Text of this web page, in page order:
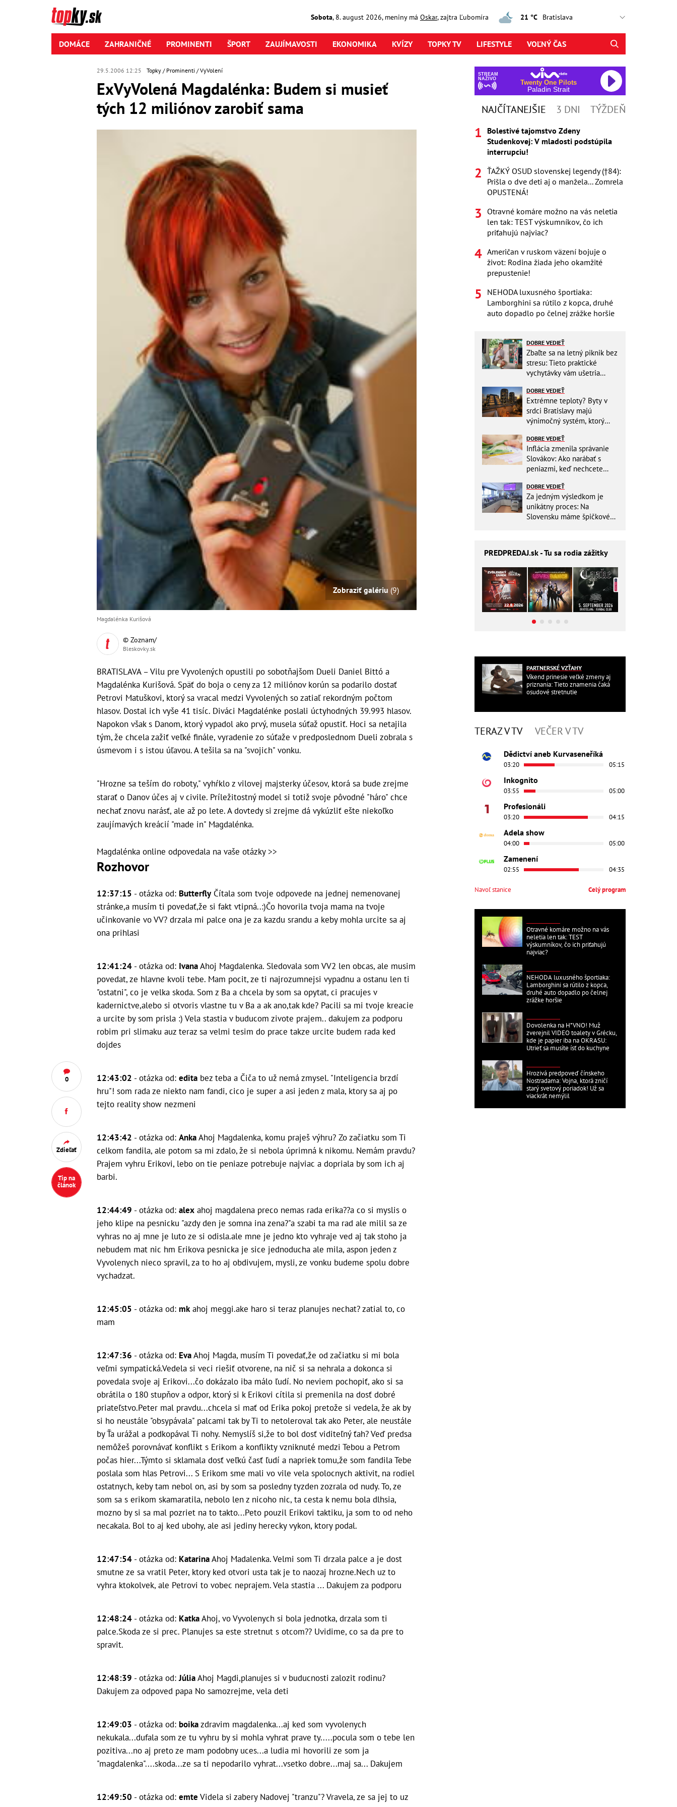
Sobota, 8. august2026, meniny má Oskar, zajtra Ľubomíra 21 °C
DOMÁCE ZAHRANIČNÉ PROMINENTI ŠPORT ZAUJÍMAVOSTI EKONOMIKA KVÍZY TOPKY TV LIFESTYLE VOĽNÝ ČAS
29.5.2006 12:25 Topky Prominenti VyVolení
ExVyVolená Magdalénka: Budem si musieť
tých 12 miliónov zarobiť sama
0
Zdieľať
Tip na
článok
Zobraziť galériu (9)
Magdalénka Kurišová
© Zoznam/
Bleskovky.sk
BRATISLAVA – Vilu pre Vyvolených opustili po sobotňajšom Dueli Daniel Bittó a
Magdalénka Kurišová. Späť do boja o ceny za 12 miliónov korún sa podarilo dostať
Petrovi Matuškovi, ktorý sa vracal medzi Vyvolených so zatiaľ rekordným počtom
hlasov. Dostal ich vyše 41 tisíc. Diváci Magdalénke poslali úctyhodných 39.993 hlasov.
Napokon však s Danom, ktorý vypadol ako prvý, musela súťaž opustiť. Hoci sa netajila
tým, že chcela zažiť veľké finále, vyradenie zo súťaže v predposlednom Dueli zobrala s
úsmevom i s istou úľavou. A tešila sa na "svojich" vonku.
"Hrozne sa teším do roboty," vyhŕklo z vilovej majsterky účesov, ktorá sa bude zrejme
starať o Danov účes aj v civile. Príležitostný model si totiž svoje pôvodné "háro" chce
nechať znovu narásť, ale až po lete. A dovtedy si zrejme dá vykúzliť ešte niekoľko
zaujímavých kreácií "made in" Magdalénka.
Magdalénka online odpovedala na vaše otázky >>
Rozhovor
12:37:15 - otázka od: Butterfly Čítala som tvoje odpovede na jednej nemenovanej
stránke,a musím ti povedať,že si fakt vtipná..:)Čo hovorila tvoja mama na tvoje
učinkovanie vo VV? drzala mi palce ona je za kazdu srandu a keby mohla urcite sa aj
ona prihlasi
12:41:24 - otázka od: IvanaAhoj Magdalenka. Sledovala som VV2 len obcas, ale musim
povedat, ze hlavne kvoli tebe. Mam pocit, ze ti najrozumnejsi vypadnu a ostanu len ti
"ostatni", co je velka skoda. Som z Ba a chcela by som sa opytat, ci pracujes v
kadernictve,alebo si otvoris vlastne tu v Ba a ak ano,tak kde? Pacili sa mi tvoje kreacie
a urcite by som prisla :) Vela stastia v buducom zivote prajem.. dakujem za podporu
robim pri slimaku auz teraz sa velmi tesim do prace takze urcite budem rada ked
dojdes
12:43:02 - otázka od: edita bez teba a Čiča to už nemá zmysel. "Inteligencia brzdí
hru"! som rada ze niekto nam fandi, cico je super a asi jeden z mala, ktory sa aj po
tejto reality show nezmeni
12:43:42 - otázka od: AnkaAhoj Magdalenka, komu praješ výhru? Zo začiatku som Ti
celkom fandila, ale potom sa mi zdalo, že si nebola úprimná k nikomu. Nemám pravdu?
Prajem vyhru Erikovi, lebo on tie peniaze potrebuje najviac a dopriala by som ich aj
barbi.
12:44:49 - otázka od: alex ahoj magdalena preco nemas rada erika??a co si myslis o
jeho klipe na pesnicku "azdy den je somna ina zena?"a szabi ta ma rad ale milil sa ze
vyhras no aj mne je luto ze si odisla.ale mne je jedno kto vyhraje ved aj tak stoho ja
nebudem mat nic hm Erikova pesnicka je sice jednoducha ale mila, aspon jeden z
Vyvolenych nieco spravil, za to ho aj obdivujem, mysli, ze vonku budeme spolu dobre
vychadzat.
12:45:05 - otázka od: mk ahoj meggi.ake haro si teraz planujes nechat?zatial to, co
mam
12:47:36 - otázka od: EvaAhoj Magda, musím Ti povedať,že od začiatku si mi bola
veľmi sympatická.Vedela si veci riešiť otvorene, na nič si sa nehrala a dokonca si
povedala svoje aj Erikovi...čo dokázalo iba málo ľudí. No neviem pochopiť, ako si sa
obrátila o 180 stupňov a odpor, ktorý si k Erikovi cítila si premenila na dosť dobré
priateľstvo.Peter mal pravdu...chcela si mať od Erika pokoj pretože si vedela, že ak by
si ho neustále "obsypávala" palcami tak by Ti to netoleroval tak ako Peter, ale neustále
by Ťa urážal a podkopával Ti nohy. Nemyslíš si,že to bol dosť viditeľný ťah? Veď predsa
nemôžeš porovnávať konflikt s Erikom a konflikty vzniknuté medzi Tebou a Petrom
počas hier...Týmto si sklamala dosť veľkú časť ľudí a napriek tomu,že som fandila Tebe
poslala som hlas Petrovi... S Erikom sme mali vo vile vela spolocnych aktivit, na rodiel
ostatnych, keby tam nebol on, asi by som sa posledny tyzden zozrala od nudy. To, ze
som sa s erikom skamaratila, nebolo len z nicoho nic, ta cesta k nemu bola dlhsia,
mozno by si sa mal pozriet na to takto...Peto pouzil Erikovi taktiku, ja som to od neho
necakala. Bol to aj ked ubohy, ale asi jediny herecky vykon, ktory podal.
12:47:54 - otázka od: KatarinaAhoj Madalenka. Velmi som Ti drzala palce a je dost
smutne ze sa vratil Peter, ktory ked otvori usta tak je to naozaj hrozne.Nech uz to
vyhra ktokolvek, ale Petrovi to vobec neprajem. Vela stastia ... Dakujem za podporu
12:48:24 - otázka od: KatkaAhoj, vo Vyvolenych si bola jednotka, drzala som ti
palce.Skoda ze si prec. Planujes sa este stretnut s otcom?? Uvidime, co sa da pre to
spravit.
12:48:39 - otázka od:JúliaAhoj Magdi,planujes si v buducnosti zalozit rodinu?
Dakujem za odpoved papa No samozrejme, vela deti
12:49:03 - otázka od: boikazdravim magdalenka...aj ked som vyvolenych
nekukala...dufala som ze tu vyhru by si mohla vyhrat prave ty.....pocula som o tebe len
pozitiva...no aj preto ze mam podobny uces...a ludia mi hovorili ze som ja
"magdalenka"....skoda...ze sa ti nepodarilo vyhrat...vsetko dobre...maj sa... Dakujem
12:49:50 - otázka od: emte Videla si zabery Nadovej "tranzu"? Vravela, ze sa jej to uz
STREAM
NAŽIVO
Twenty One Pilots
Paladin Strait
NAJČÍTANEJŠIE 3 DNI TÝŽDEŇ
Bolestivé tajomstvo Zdeny
Studenkovej: V mladosti podstúpila
interrupciu!
ŤAŽKÝ OSUD slovenskej legendy (†84):
Prišla o dve deti aj o manžela... Zomrela
OPUSTENÁ!
Otravné komáre možno na vás neletia
len tak: TEST výskumníkov, čo ich
priťahujú najviac?
Američan v ruskom väzení bojuje o
život: Rodina žiada jeho okamžité
prepustenie!
NEHODA luxusného športiaka:
Lamborghini sa rútilo z kopca, druhé
auto dopadlo po čelnej zrážke horšie
DOBRE VEDIEŤ
Zbaľte sa na letný piknik bez
stresu: Tieto praktické
vychytávky vám ušetria
DOBRE VEDIEŤ
Extrémne teploty? Byty v
srdci Bratislavy majú
výnimočný systém, ktorý
DOBRE VEDIEŤ
Inflácia zmenila správanie
Slovákov: Ako narábať s
peniazmi, keď nechcete
DOBRE VEDIEŤ
Za jedným výsledkom je
unikátny proces: Na
Slovensku máme špičkové
PREDPREDAJ.sk - Tu sa rodia zážitky
PARTNERSKÉ VZŤAHY
Víkend prinesie veľké zmeny aj
priznania: Tieto znamenia čaká
osudové stretnutie
TERAZ V TV VEČER V TV
Dědictví aneb Kurvaseneříká
03:20 05:15
Inkognito
03:55 05:00
Profesionáli
03:20 04:15
Adela show
04:00 05:00
Zamenení
02:55 04:35
Navoľ stanice Celý program
Otravné komáre možno na vás
neletia len tak: TEST
výskumníkov, čo ich priťahujú
najviac?
NEHODA luxusného športiaka:
Lamborghini sa rútilo z kopca,
druhé auto dopadlo po čelnej
zrážke horšie
Dovolenka na H*VNO! Muž
zverejnil VIDEO toalety v Grécku,
kde je papier iba na OKRASU:
Utrieť sa musíte ísť do kuchyne
Hrozivá predpoveď čínskeho
Nostradama: Vojna, ktorá zničí
starý svetový poriadok! Už sa
viackrát nemýlil